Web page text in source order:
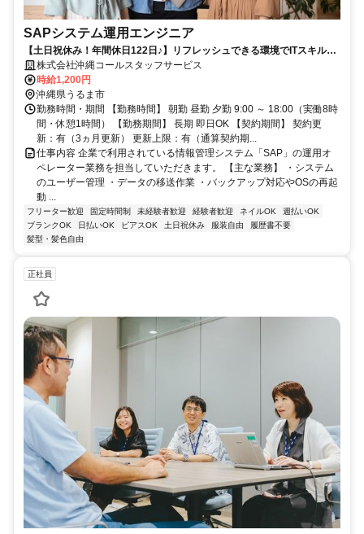
SAPシステム運用エンジニア
【土日祝休み！年間休日122日♪】リフレッシュできる環境でITスキルを
磨けます！マニュアル完備です！
株式会社沖縄コールスタッフサービス
時給1,200円
沖縄県うるま市
勤務時間・期間 【勤務時間】 朝勤 昼勤 夕勤 9:00 ～ 18:00（実働8時
間・休憩1時間） 【勤務期間】 長期 即日OK 【契約期間】 契約更
新：有（3ヵ月更新） 更新上限：有（通算契約期...
仕事内容 企業で利用されている情報管理システム「SAP」の運用オ
ペレーター業務を担当していただきます。 【主な業務】 ・システム
のユーザー管理 ・データの移送作業 ・バックアップ対応やOSの再起
動 ...
フリーター歓迎 固定時間制 未経験者歓迎 経験者歓迎 ネイルOK
週払いOK
ブランクOK
日払いOK ピアスOK 土日祝休み 服装自由
履歴書不要
髪型・髪色自由
正社員